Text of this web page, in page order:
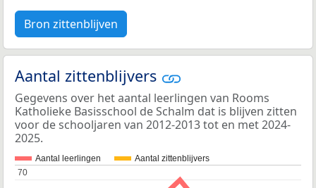
Bron zittenblijven
Aantal zittenblijvers
Gegevens over het aantal leerlingen van Rooms
Katholieke Basisschool de Schalm dat is blijven zitten
voor de schooljaren van 2012-2013 tot en met 2024-
2025.
Aantal leerlingen Aantal zittenblijvers
70
70